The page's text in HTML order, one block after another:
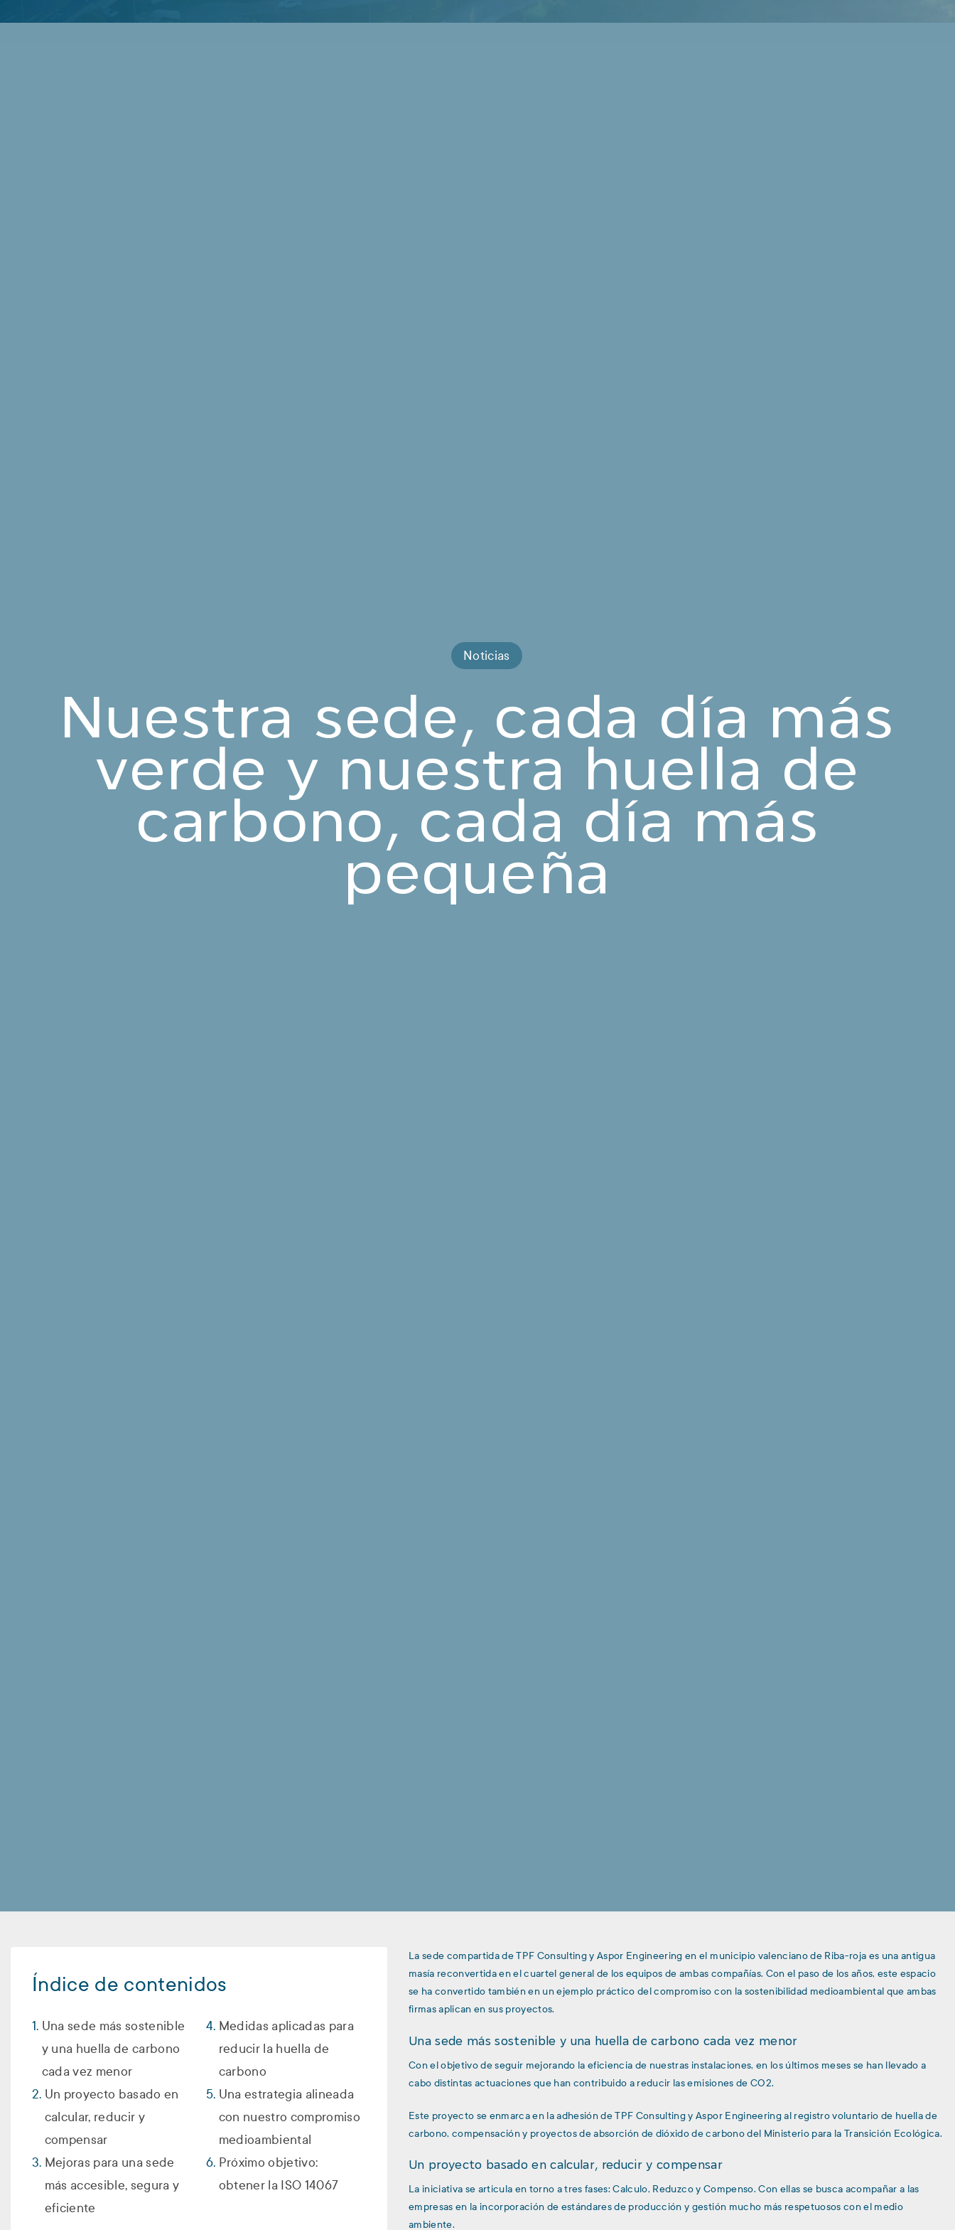
Noticias
Nuestra sede, cada día más
verde y nuestra huella de
carbono, cada día más
pequeña
Índice de contenidos
Una sede más sostenible
y una huella de carbono
cada vez menor
Un proyecto basado en
calcular, reducir y
compensar
Mejoras para una sede
más accesible, segura y
eficiente
Medidas aplicadas para
reducir la huella de
carbono
Una estrategia alineada
con nuestro compromiso
medioambiental
Próximo objetivo:
obtener la ISO 14067
La sede compartida de TPF Consulting y Aspor Engineering en el municipio valenciano de Riba-roja es una antigua
masía reconvertida en el cuartel general de los equipos de ambas compañías. Con el paso de los años, este espacio
se ha convertido también en un ejemplo práctico del compromiso con la sostenibilidad medioambiental que ambas
firmas aplican en sus proyectos.
Una sede más sostenible y una huella de carbono cada vez menor
Con el objetivo de seguir mejorando la eficiencia de nuestras instalaciones, en los últimos meses se han llevado a
cabo distintas actuaciones que han contribuido a reducir las emisiones de CO2.
Este proyecto se enmarca en la adhesión de TPF Consulting y Aspor Engineering al registro voluntario de huella de
carbono, compensación y proyectos de absorción de dióxido de carbono del Ministerio para la Transición Ecológica.
Un proyecto basado en calcular, reducir y compensar
La iniciativa se articula en torno a tres fases: Calculo, Reduzco y Compenso. Con ellas se busca acompañar a las
empresas en la incorporación de estándares de producción y gestión mucho más respetuosos con el medio
ambiente.